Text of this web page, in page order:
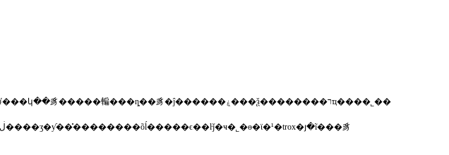
�ϻ��б�������豸���޹�˾������2005�꣬��һ��רҵ���»����豸��¥���կ��豸�����䡢���ȵ��豸�ĵ������ۼ���ѯ��������רҵ����˾��